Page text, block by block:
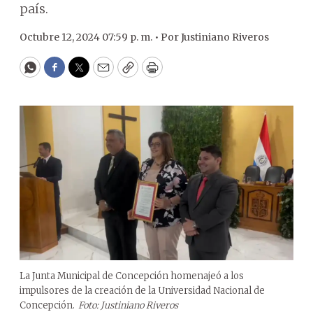
país.
Octubre 12, 2024 07:59 p. m. • PorJustiniano Riveros
WhatsApp
Facebook
Twitter
EmailCopyPrint
La Junta Municipal de Concepción homenajeó a los
impulsores de la creación de la Universidad Nacional de
Concepción. Foto: Justiniano Riveros